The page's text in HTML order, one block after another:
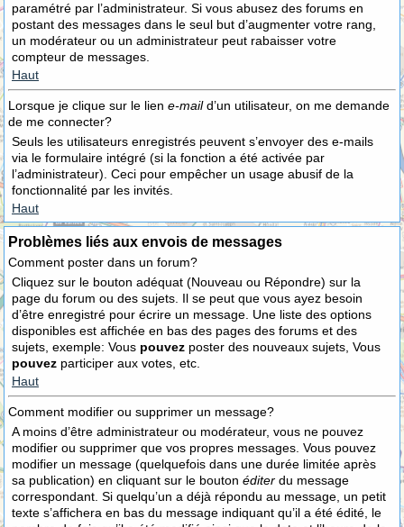
paramétré par l’administrateur. Si vous abusez des forums en
postant des messages dans le seul but d’augmenter votre rang,
un modérateur ou un administrateur peut rabaisser votre
compteur de messages.
Haut
Lorsque je clique sur le lien e-maild’un utilisateur, on me demande
de me connecter?
Seuls les utilisateurs enregistrés peuvent s’envoyer des e-mails
via le formulaire intégré (si la fonction a été activée par
l’administrateur). Ceci pour empêcher un usage abusif de la
fonctionnalité par les invités.
Haut
Problèmes liés aux envois de messages
Comment poster dans un forum?
Cliquez sur le bouton adéquat (Nouveau ou Répondre) sur la
page du forum ou des sujets. Il se peut que vous ayez besoin
d’être enregistré pour écrire un message. Une liste des options
disponibles est affichée en bas des pages des forums et des
sujets, exemple: Vous pouvez poster des nouveaux sujets, Vous
pouvez participer aux votes, etc.
Haut
Comment modifier ou supprimer un message?
A moins d’être administrateur ou modérateur, vous ne pouvez
modifier ou supprimer que vos propres messages. Vous pouvez
modifier un message (quelquefois dans une durée limitée après
sa publication) en cliquant sur le bouton éditer du message
correspondant. Si quelqu’un a déjà répondu au message, un petit
texte s’affichera en bas du message indiquant qu’il a été édité, le